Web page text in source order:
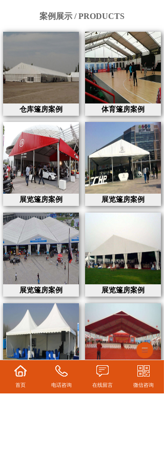
案例展示 / PRODUCTS
仓库篷房案例 体育篷房案例
展览篷房案例 展览篷房案例
展览篷房案例 展览篷房案例
活动篷房案例 活动篷房案例
首页 电话咨询 在线留言 微信咨询